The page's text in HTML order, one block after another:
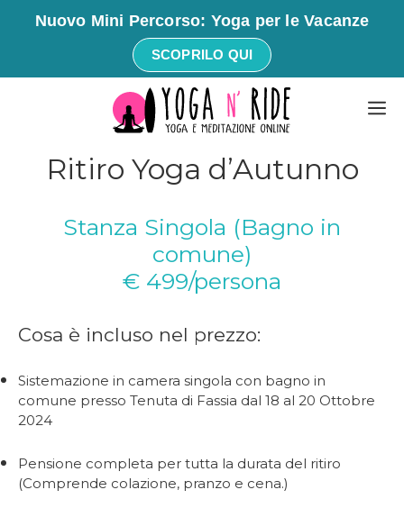
Nuovo Mini Percorso: Yoga per le Vacanze
SCOPRILO QUI
Ritiro Yoga d’Autunno
Stanza Singola (Bagno in
comune)
€ 499/persona
Cosa è incluso nel prezzo:
Sistemazione in camera singola con bagno in
comune presso Tenuta di Fassia dal 18 al 20 Ottobre
2024
Pensione completa per tutta la durata del ritiro
(Comprende colazione, pranzo e cena.)